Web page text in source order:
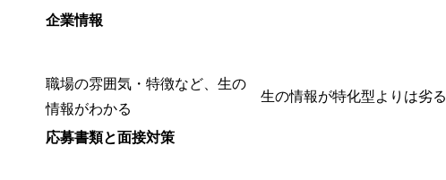
企業情報
職場の雰囲気・特徴など、生の
情報がわかる
生の情報が特化型よりは劣る
応募書類と面接対策